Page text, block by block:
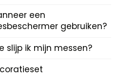
een
gebruiken?
slijp ik mijn messen?